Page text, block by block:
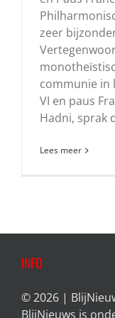
zeer
communie in
VI en paus
Hadni, sprak
Lees meer
INFO
© 2026 |
BlijNieuws is